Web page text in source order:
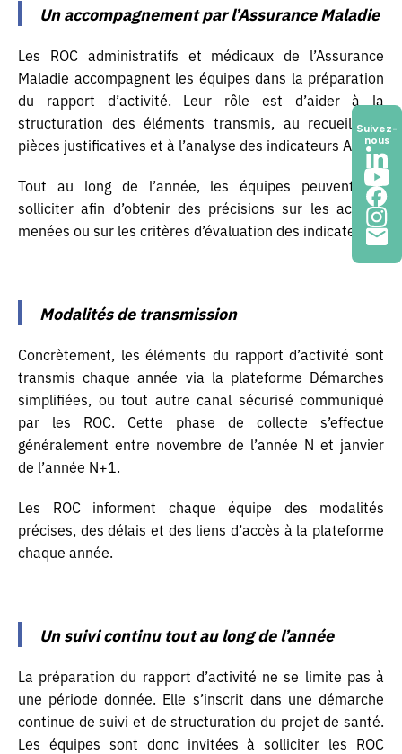
Suivez-
nous
Un accompagnement par l’Assurance Maladie
Les ROC administratifs et médicaux de l’Assurance
Maladie accompagnent les équipes dans la préparation
du rapport d’activité. Leur rôle est d’aider à la
structuration des éléments transmis, au recueil des
pièces justificatives et à l’analyse des indicateurs ACI.
Tout au long de l’année, les équipes peuvent les
solliciter afin d’obtenir des précisions sur les actions
menées ou sur les critères d’évaluation des indicateurs.
Modalités de transmission
Concrètement, les éléments du rapport d’activité sont
transmis chaque année via la plateforme Démarches
simplifiées, ou tout autre canal sécurisé communiqué
par les ROC. Cette phase de collecte s’effectue
généralement entre novembre de l’année N et janvier
de l’année N+1.
Les ROC informent chaque équipe des modalités
précises, des délais et des liens d’accès à la plateforme
chaque année.
Un suivi continu tout au long de l’année
La préparation du rapport d’activité ne se limite pas à
une période donnée. Elle s’inscrit dans une démarche
continue de suivi et de structuration du projet de santé.
Les équipes sont donc invitées à solliciter les ROC